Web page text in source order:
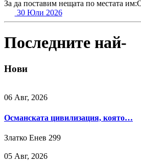
За да поставим нещата по местата
30 Юли 2026
Последните най-
Нови
06 Авг, 2026
Османската цивилизация, която…
Златко Енев 299
05 Авг, 2026